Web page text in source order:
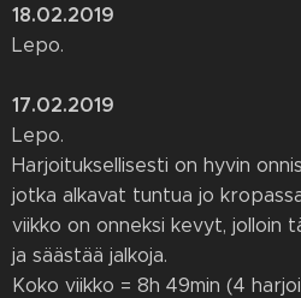
18.02.2019
Lepo.
17.02.2019
Lepo.
Harjoituksellisesti on hyvin
jotka alkavat tuntua jo
viikko on onneksi kevyt, jolloin
ja säästää jalkoja.
Koko viikko = 8h 49min (4